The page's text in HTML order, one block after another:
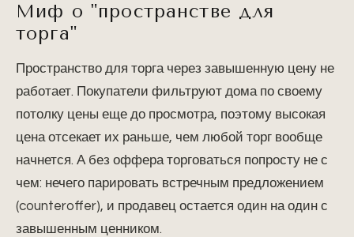
Миф о "пространстве для
торга"
Пространство для торга через завышенную цену не
работает. Покупатели фильтруют дома по своему
потолку цены еще до просмотра, поэтому высокая
цена отсекает их раньше, чем любой торг вообще
начнется. А без оффера торговаться попросту не с
чем: нечего парировать встречным предложением
(counteroffer), и продавец остается один на один с
завышенным ценником.